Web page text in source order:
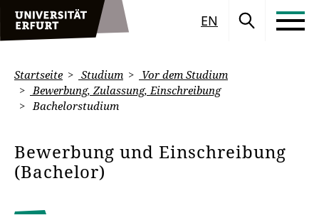
EN
Startseite Studium
Vor dem Studium
Bewerbung, Zulassung, Einschreibung
Bachelorstudium
Bewerbung und Einschreibung
(Bachelor)